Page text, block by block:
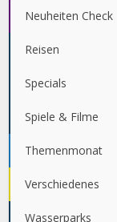
Neuheiten Check
Reisen
Specials
Spiele & Filme
Themenmonat
Verschiedenes
Wasserparks